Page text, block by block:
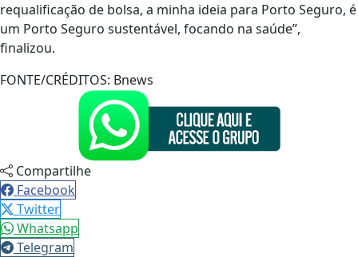
requalificação de bolsa, a minha ideia para Porto Seguro, é
um Porto Seguro sustentável, focando na saúde”,
finalizou.
FONTE/CRÉDITOS: Bnews
Compartilhe
Facebook
Twitter
Whatsapp
Telegram